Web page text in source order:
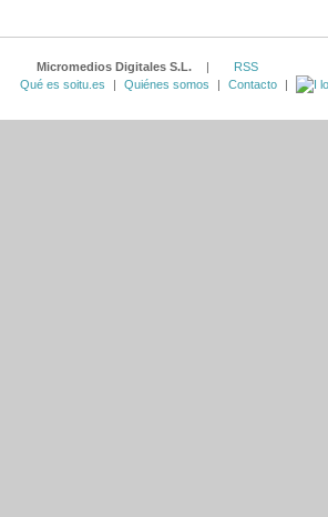
Micromedios Digitales S.L. |
RSS
Qué es soitu.es
| Quiénes somos | Contacto |